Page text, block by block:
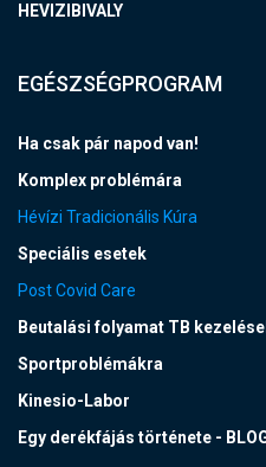
HEVIZIBIVALY
EGÉSZSÉGPROGRAM
Ha csak pár napod van!
Komplex problémára
Hévízi Tradicionális Kúra
Speciális esetek
Post Covid Care
Beutalási folyamat TB
Sportproblémákra
Kinesio-Labor
Egy derékfájás története -